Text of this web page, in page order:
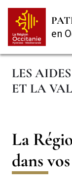
contenu
principal
en
LES
ET LA
Paragraphe
Titre
La
dans